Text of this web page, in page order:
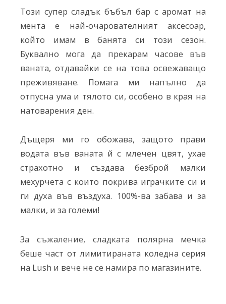
Този супер сладък бъбъл бар с аромат на
мента е най-очарователният аксесоар,
който имам в банята си този сезон.
Буквално мога да прекарам часове във
ваната, отдавайки се на това освежаващо
преживяване. Помага ми напълно да
отпусна ума и тялото си, особено в края на
натоварения ден.
Дъщеря ми го обожава, защото прави
водата във ваната й с млечен цвят, ухае
страхотно и създава безброй малки
мехурчета с които покрива играчките си и
ги духа във въздуха. 100%-ва забава и за
малки, и за големи!
За съжаление, сладката полярна мечка
беше част от лимитираната коледна серия
на Lush и вече не се намира по магазините.